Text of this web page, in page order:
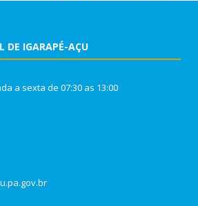
DE IGARAPÉ-AÇU
a sexta de 07:30 as 13:00